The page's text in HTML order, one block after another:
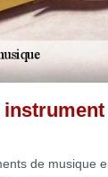
de musique